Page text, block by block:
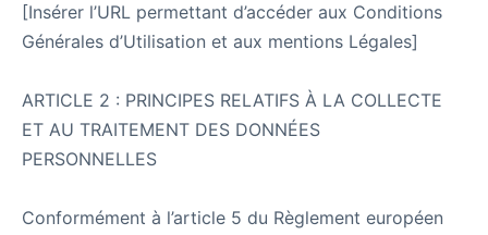
[Insérer l’URL permettant d’accéder aux Conditions
Générales d’Utilisation et aux mentions Légales]
ARTICLE 2 : PRINCIPES RELATIFS À LA COLLECTE
ET AU TRAITEMENT DES DONNÉES
PERSONNELLES
Conformément à l’article 5 du Règlement européen